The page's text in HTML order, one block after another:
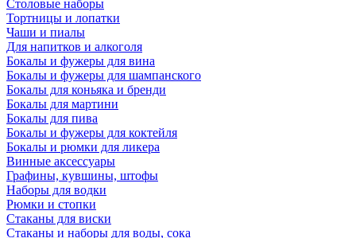
Столовые наборы
Тортницы и лопатки
Чаши и пиалы
Для напитков и алкоголя
Бокалы и фужеры для вина
Бокалы и фужеры для шампанского
Бокалы для коньяка и бренди
Бокалы для мартини
Бокалы для пива
Бокалы и фужеры для коктейля
Бокалы и рюмки для ликера
Винные аксессуары
Графины, кувшины, штофы
Наборы для водки
Рюмки и стопки
Стаканы для виски
Стаканы и наборы для воды, сока